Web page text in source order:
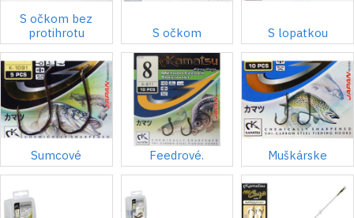
S očkom bez
protihrotu
S očkom S lopatkou
Sumcové Feedrové. Muškárske